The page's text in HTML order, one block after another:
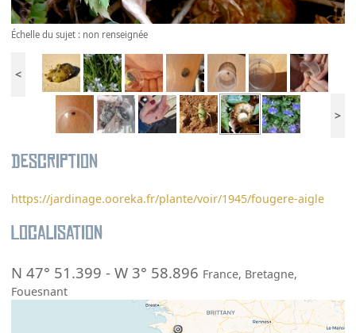
Échelle du sujet : non renseignée
<
>
Description
https://jardinage.ooreka.fr/plante/voir/1945/fougere-aigle
Localisation
N 47° 51.399 -W 3° 58.896 France, Bretagne,
Fouesnant